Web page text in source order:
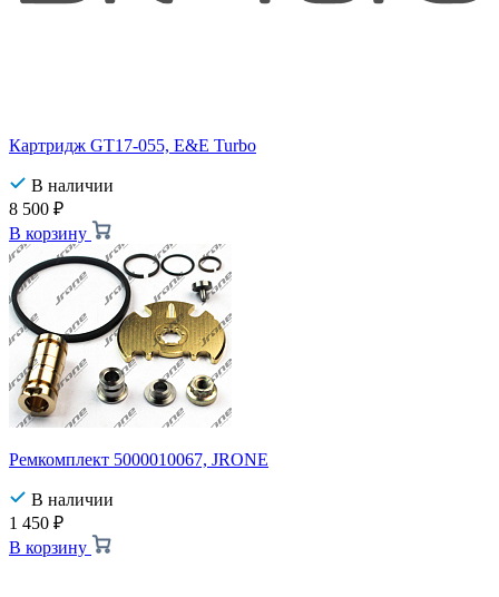
Картридж GT17-055, E&E Turbo
В наличии
8 500 ₽
В корзину
Ремкомплект 5000010067, JRONE
В наличии
1 450 ₽
В корзину